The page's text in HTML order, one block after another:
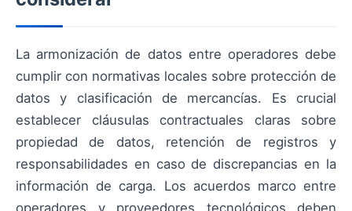
La armonización de datos entre operadores debe
cumplir con normativas locales sobre protección de
datos y clasificación de mercancías. Es crucial
establecer cláusulas contractuales claras sobre
propiedad de datos, retención de registros y
responsabilidades en caso de discrepancias en la
información de carga. Los acuerdos marco entre
operadores y proveedores tecnológicos deben